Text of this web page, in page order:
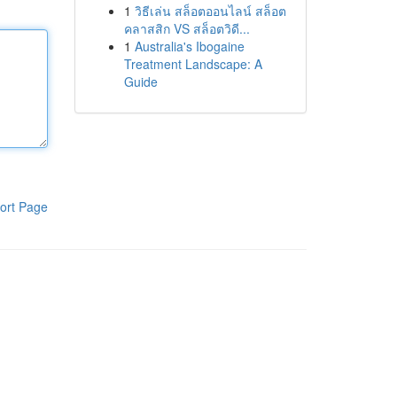
Page
1 วิธีเล่น สล็อตออนไลน์ สล็อต
คลาสสิก VS สล็อตวิดี...
1 Australia's Ibogaine
Treatment Landscape: A
Guide